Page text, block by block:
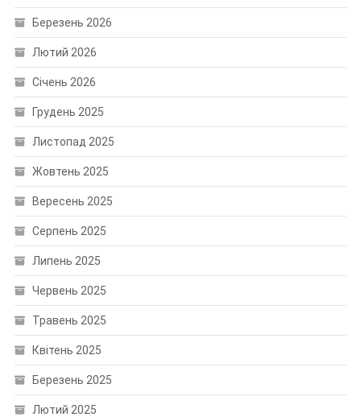
Березень 2026
Лютий 2026
Січень 2026
Грудень 2025
Листопад 2025
Жовтень 2025
Вересень 2025
Серпень 2025
Липень 2025
Червень 2025
Травень 2025
Квітень 2025
Березень 2025
Лютий 2025